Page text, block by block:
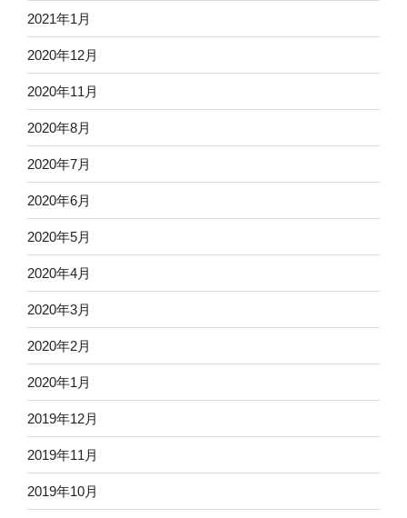
2021年1月
2020年12月
2020年11月
2020年8月
2020年7月
2020年6月
2020年5月
2020年4月
2020年3月
2020年2月
2020年1月
2019年12月
2019年11月
2019年10月